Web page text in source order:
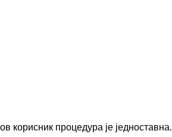
корисник процедура је једноставна.